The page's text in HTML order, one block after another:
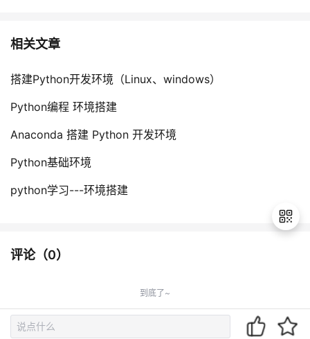
相关文章
搭建Python开发环境（Linux、windows）
Python编程 环境搭建
Anaconda 搭建 Python 开发环境
Python基础环境
python学习---环境搭建
评论（0）
到底了~